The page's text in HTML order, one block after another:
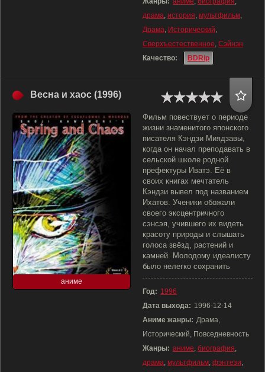
драма, история, мультфильм,
Драма, Исторический,
Сверхъестественное, Сэйнэн
Качество:
BDRip
Весна и хаос (1996)
аниме
Фильм повествует о периоде
жизни знаменитого японского
писателя Кэндзи Миядзавы,
когда он начал преподавать в
сельской школе родной
префектуры Иватэ. Её в
своих книгах мечтатель
Кэндзи вывел под названием
Ихатов. Ученики обожали
своего эксцентричного
сэнсэя, учившего их видеть
красоту природы и слышать
голоса звёзд, растений и
камней. Молодому идеалисту
было нелегко сохранить
Год: 1996
Дата выхода: 1996-12-14
Аниме жанры: Драма,
Исторический, Повседневность
Жанры: аниме, биография,
драма, мультфильм, фэнтези,